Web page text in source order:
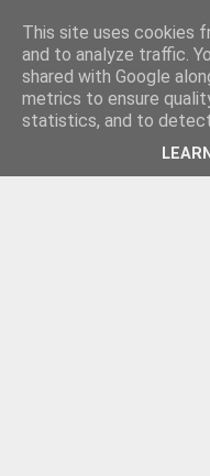
This site uses cookies
and to analyze traffic.
shared with Google
metrics to ensure
statistics, and to detect